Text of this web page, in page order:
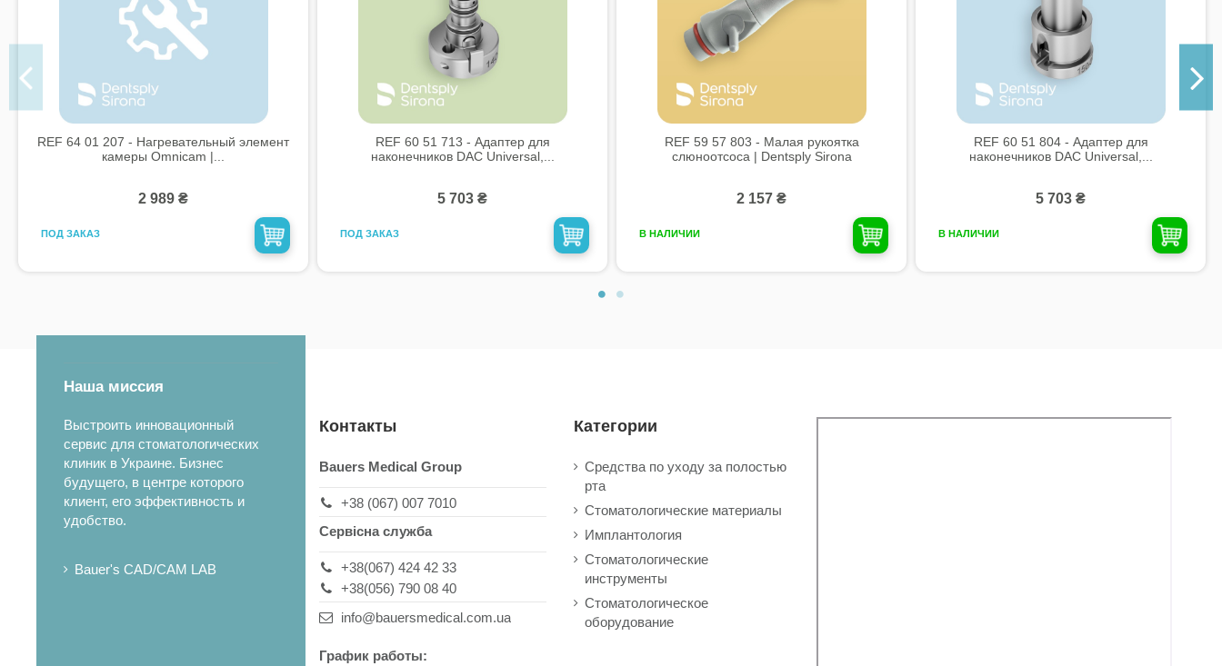
REF 64 01 207 - Нагревательный элемент
камеры Omnicam |...
2 989 ₴
ПОД ЗАКАЗ
REF 60 51 713 - Адаптер для
наконечников DAC Universal,...
5 703 ₴
ПОД ЗАКАЗ
REF 59 57 803 - Малая рукоятка
слюноотсоса | Dentsply Sirona
2 157 ₴
В НАЛИЧИИ
REF 60 51 804 - Адаптер для
наконечников DAC Universal,...
5 703 ₴
В НАЛИЧИИ
Наша миссия
Выстроить инновационный
сервис для стоматологических
клиник в Украине. Бизнес
будущего, в центре которого
клиент, его эффективность и
удобство.
Bauer's CAD/CAM LAB
Контакты
Bauers Medical Group
+38 (067) 007 7010
Сервісна служба
+38(067) 424 42 33
+38(056) 790 08 40
info@bauersmedical.com.ua
График работы:
Категории
Средства по уходу за полостью
рта
Стоматологические материалы
Имплантология
Стоматологические
инструменты
Стоматологическое
оборудование